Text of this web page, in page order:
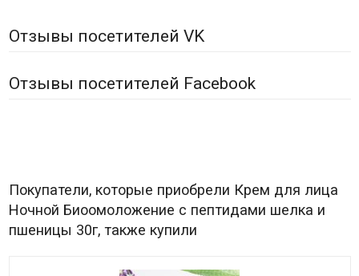
Отзывы посетителей VK
Отзывы посетителей Facebook
Покупатели, которые приобрели Крем для лица
Ночной Биоомоложение с пептидами шелка и
пшеницы 30г, также купили